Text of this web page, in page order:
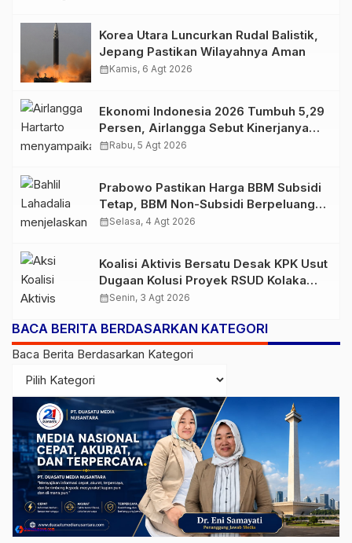
Korea Utara Luncurkan Rudal Balistik,
Jepang Pastikan Wilayahnya Aman
calendar_monthKamis, 6 Agt 2026
Ekonomi Indonesia 2026 Tumbuh 5,29
Persen, Airlangga Sebut Kinerjanya
Lampaui Rata-Rata Global
calendar_monthRabu, 5 Agt 2026
Prabowo Pastikan Harga BBM Subsidi
Tetap, BBM Non-Subsidi Berpeluang
Turun
calendar_monthSelasa, 4 Agt 2026
Koalisi Aktivis Bersatu Desak KPK Usut
Dugaan Kolusi Proyek RSUD Kolaka
Timur, Sejumlah Pejabat dan PT
Diperiksa
calendar_monthSenin, 3 Agt 2026
BACA BERITA BERDASARKAN KATEGORI
Baca Berita Berdasarkan Kategori